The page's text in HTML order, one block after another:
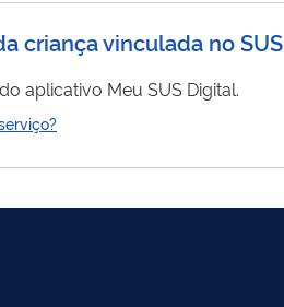
criança vinculada no SUS
aplicativo Meu SUS Digital.